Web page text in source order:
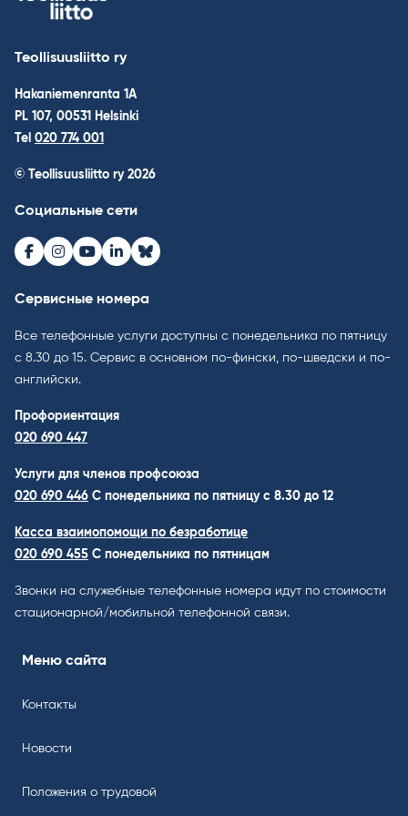
Teollisuusliitto ry
Hakaniemenranta 1A
PL 107, 00531 Helsinki
Tel 020 774 001
© Teollisuusliitto ry 2026
Социальные сети
Facebook
Instagram
Youtube
LinkedInBluesky
Сервисные номера
Все телефонные услуги доступны с понедельника по пятницу
с 8.30 до 15. Cервис в основном по-фински, по-шведски и по-
английски.
Профориентация
020 690 447
Услуги для членов профсоюза
020 690 446 C понедельника по пятницу с 8.30 до 12
Касса взаимопомощи по безработице
020 690 455 С понедельника по пятницам
Звонки на служебные телефонные номера идут по стоимости
стационарной/мобильной телефонной связи.
Меню сайта
Контакты
Новости
Положения о трудовой